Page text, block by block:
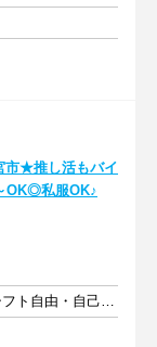
市★推し活もバイ
OK◎私服OK♪
週1日以上 1日1.5時間以上 シフト自由・自己申告